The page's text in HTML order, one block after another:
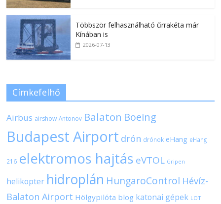
Többször felhasználható űrrakéta már
Kínában is
2026-07-13
Címkefelhő
Airbus airshow Antonov Balaton Boeing
Budapest Airport drón drónok eHang eHang
216 elektromos hajtás eVTOL Gripen
helikopter hidroplán HungaroControl Hévíz-
Balaton Airport Hölgypilóta blog katonai gépek LOT